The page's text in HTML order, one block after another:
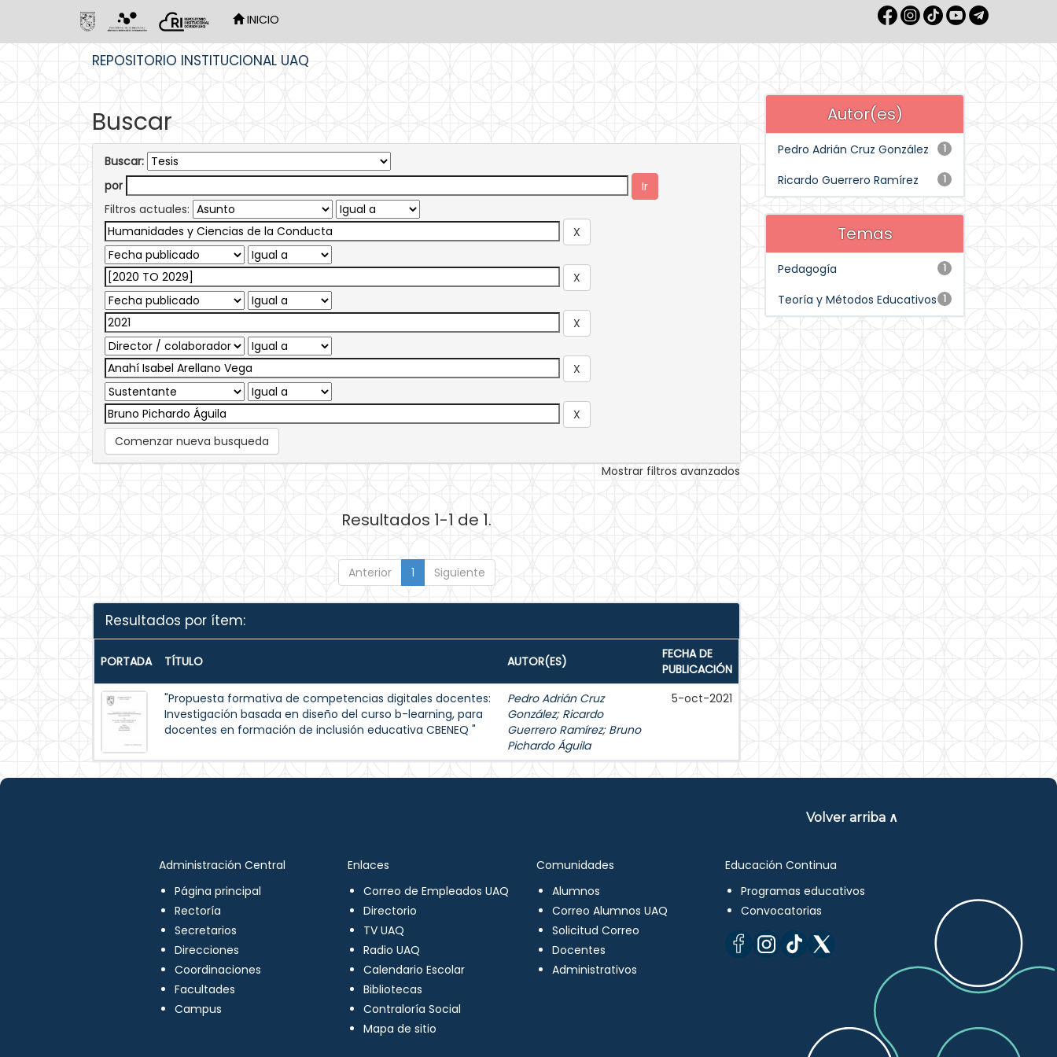
INICIO
REPOSITORIO INSTITUCIONAL UAQ
Buscar
Buscar:
por
Filtros actuales:
Comenzar nueva busqueda
Mostrar filtros avanzados
Resultados 1-1 de 1.
Anterior 1 Siguiente
Resultados por ítem:
PORTADA TÍTULO AUTOR(ES)
FECHA DE
PUBLICACIÓN
"Propuesta formativa de competencias digitales docentes:
Investigación basada en diseño del curso b-learning, para
docentes en formación de inclusión educativa CBENEQ "
Pedro Adrián Cruz
González; Ricardo
Guerrero Ramírez; Bruno
Pichardo Águila
5-oct-2021
Autor(es)
1
Pedro Adrián Cruz González
1
Ricardo Guerrero Ramírez
Temas
1
Pedagogía
1
Teoría y Métodos Educativos
Volver arriba ∧
Administración Central
Página principal
Rectoría
Secretarios
Direcciones
Coordinaciones
Facultades
Campus
Enlaces
Correo de Empleados UAQ
Directorio
TV UAQ
Radio UAQ
Calendario Escolar
Bibliotecas
Contraloría Social
Mapa de sitio
Comunidades
Alumnos
Correo Alumnos UAQ
Solicitud Correo
Docentes
Administrativos
Educación Continua
Programas educativos
Convocatorias